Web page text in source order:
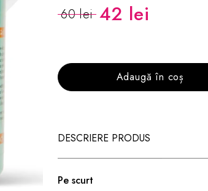
60 lei 42 lei
Adaugă în coș
DESCRIERE PRODUS
Pe scurt